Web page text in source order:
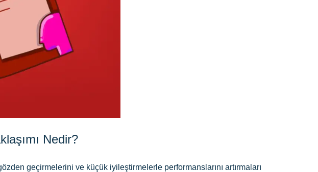
Nedir?
geçirmelerini ve küçük iyileştirmelerle performanslarını artırmaları